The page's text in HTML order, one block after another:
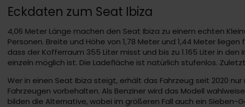
Eckdaten zum Seat Ibiza
4,06 Meter Länge machen den Seat Ibiza zu einem echten
Personen. Breite und Höhe von 1,78 Meter und 1,44 Meter
dass der Kofferraum 355 Liter misst und bis zu 1.165 Liter in
einzeln möglich ist. Die Ladefläche ist natürlich stufenlos.
Wer in einen Seat Ibiza steigt, erhält das Fahrzeug seit 2020
Fahrzeugen vorbehalten. Als Benziner wird das Modell
bilden die Alternative, wobei im größeren Fall auch ein